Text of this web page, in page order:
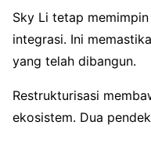
Sky Li tetap
integrasi. Ini
yang telah dibangun.
Restrukturisasi
ekosistem. Dua